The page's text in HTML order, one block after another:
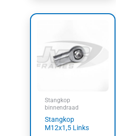
Stangkop
binnendraad
Stangkop
M12x1,5 Links